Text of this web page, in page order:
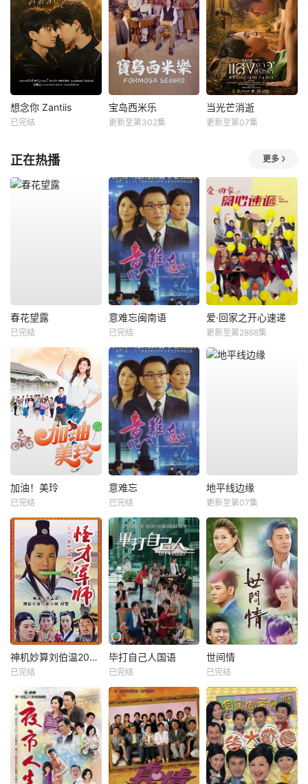
想念你 Zantiis
已完结
宝岛西米乐
更新至第302集
当光芒消逝
更新至第07集
正在热播 更多
春花望露
已完结
意难忘闽南语
已完结
爱·回家之开心速递
更新至第2868集
加油！美玲
已完结
意难忘
已完结
地平线边缘
更新至第07集
神机妙算刘伯温2006
已完结
毕打自己人国语
已完结
世间情
已完结